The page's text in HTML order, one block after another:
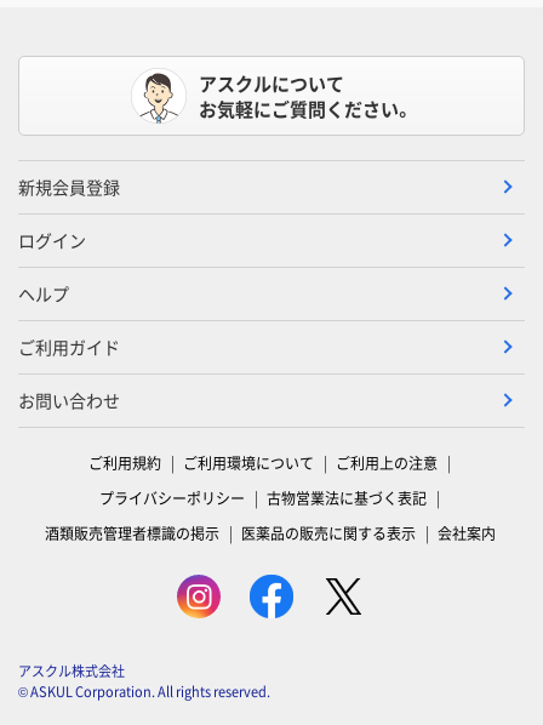
アスクルについて
お気軽にご質問ください。
新規会員登録
ログイン
ヘルプ
ご利用ガイド
お問い合わせ
ご利用規約 ご利用環境について
ご利用上の注意
プライバシーポリシー
古物営業法に基づく表記
酒類販売管理者標識の掲示
医薬品の販売に関する表示 会社案内
アスクル株式会社
© ASKUL Corporation. All rights reserved.